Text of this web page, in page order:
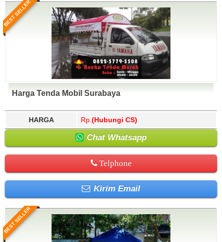
BEST SELLER
Harga Tenda Mobil Surabaya
HARGA Rp. (Hubungi CS)
Chat Whatsapp
Telphone
Kirim Email
BEST SELLER